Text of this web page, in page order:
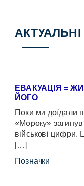
ЕВАКУАЦІЯ =
ЙОГО
Поки ми доїдали
«Мороку»
військові
[…]
Позначки